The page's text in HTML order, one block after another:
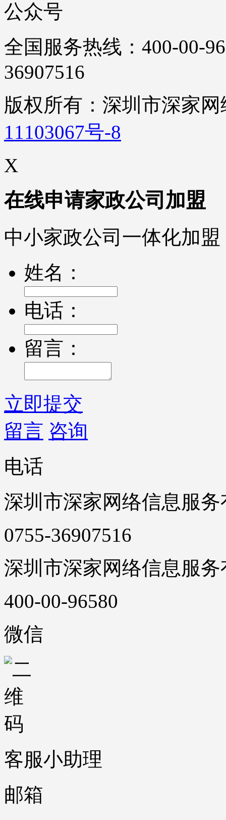
公众号
全国服务热线：400-00-
36907516
版权所有：深圳市深家
11103067号-8
X
在线申请家政公司加盟
中小家政公司一体化加
姓名：
电话：
留言：
立即提交
留言 咨询
电话
深圳市深家网络信息服
0755-36907516
深圳市深家网络信息服
400-00-96580
微信
客服小助理
邮箱